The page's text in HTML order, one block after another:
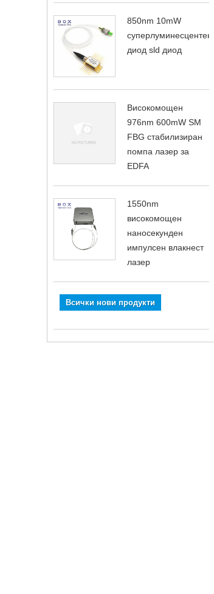
850nm 10mW
суперлуминесцентен
диод sld диод
Високомощен
976nm 600mW SM
FBG стабилизиран
помпа лазер за
EDFA
1550nm
високомощен
наносекунден
импулсен влакнест
лазер
Всички нови продукти